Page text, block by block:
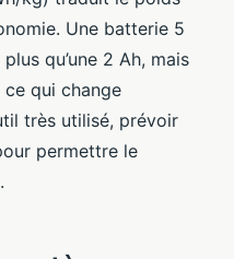
Une batterie 5
qu’une 2 Ah, mais
qui change
très utilisé, prévoir
permettre le